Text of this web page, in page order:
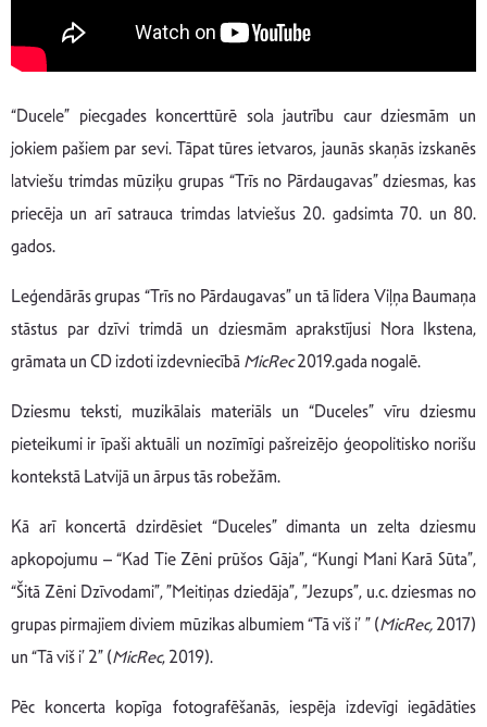
“Ducele” piecgades koncerttūrē sola jautrību caur dziesmām un
jokiem pašiem par sevi. Tāpat tūres ietvaros, jaunās skaņās izskanēs
latviešu trimdas mūziķu grupas “Trīs no Pārdaugavas” dziesmas, kas
priecēja un arī satrauca trimdas latviešus 20. gadsimta 70. un 80.
gados.
Leģendārās grupas “Trīs no Pārdaugavas” un tā līdera Viļņa Baumaņa
stāstus par dzīvi trimdā un dziesmām aprakstījusi Nora Ikstena,
grāmata un CD izdoti izdevniecībā MicRec2019.gada nogalē.
Dziesmu teksti, muzikālais materiāls un “Duceles” vīru dziesmu
pieteikumi ir īpaši aktuāli un nozīmīgi pašreizējo ģeopolitisko norišu
kontekstā Latvijā un ārpus tās robežām.
Kā arī koncertā dzirdēsiet “Duceles” dimanta un zelta dziesmu
apkopojumu – “Kad Tie Zēni prūšos Gāja”, “Kungi Mani Karā Sūta”,
“Šitā Zēni Dzīvodami”, ”Meitiņas dziedāja”, ”Jezups”, u.c. dziesmas no
grupas pirmajiem diviem mūzikas albumiem “Tā viš i’ ” (MicRec,2017)
un “Tā viš i’ 2” (MicRec, 2019).
Pēc koncerta kopīga fotografēšanās, iespēja izdevīgi iegādāties